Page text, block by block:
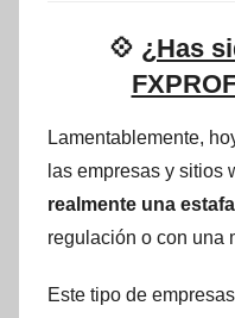
💠 ¿Has
Lamentablemente,
las empresas y sitios
realmente una estafa
regulación o con una
Este tipo de